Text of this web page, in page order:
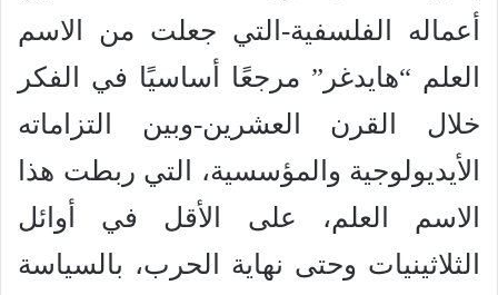
أعماله الفلسفية-التي جعلت من الاسم
العلم “هايدغر” مرجعًا أساسيًا في الفكر
خلال القرن العشرين-وبين التزاماته
الأيديولوجية والمؤسسية، التي ربطت هذا
الاسم العلم، على الأقل في أوائل
الثلاثينيات وحتى نهاية الحرب، بالسياسة